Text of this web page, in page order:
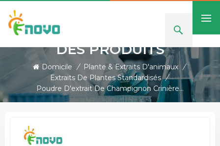
DES PRODUITS
Domicile / Plante & Extraits D'animaux /
Extraits De Plantes Standardisés /
Poudre D'extrait De Champignon Crinière De Lion